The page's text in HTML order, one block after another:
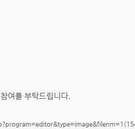
여를 부탁드립니다.